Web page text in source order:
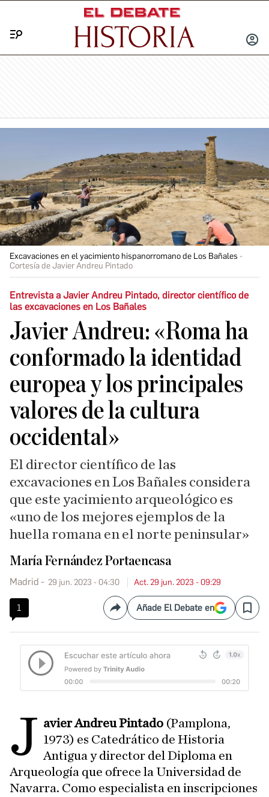
INICIAR
Excavaciones en el yacimiento hispanorromano de Los Bañales
Cortesía de Javier Andreu Pintado
Entrevista a Javier Andreu Pintado, director científico de
las excavaciones en Los Bañales
Javier Andreu: «Roma ha
conformado la identidad
europea y los principales
valores de la cultura
occidental»
El director científico de las
excavaciones en Los Bañales considera
que este yacimiento arqueológico es
«uno de los mejores ejemplos de la
huella romana en el norte peninsular»
María Fernández Portaencasa
Madrid 29 jun. 2023 - 04:30 Act. 29 jun. 2023 - 09:29
1 CompartirAñade El Debate en Save
J avier Andreu Pintado (Pamplona,
1973) es Catedrático de Historia
Antigua y director del Diploma en
Arqueología que ofrece la Universidad de
Navarra. Como especialista en inscripciones